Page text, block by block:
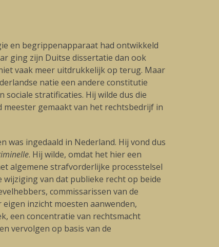
en begrippenapparaat had ontwikkeld
ging zijn Duitse dissertatie dan ook
vaak meer uitdrukkelijk op terug. Maar
natie een andere constitutie
stratificaties. Hij wilde dus die
gemaakt van het rechtsbedrijf in
was ingedaald in Nederland. Hij vond dus
. Hij wilde, omdat het hier een
algemene strafvorderlijke processtelsel
van dat publieke recht op beide
commissarissen van de
inzicht moesten aanwenden,
een concentratie van rechtsmacht
vervolgen op basis van de